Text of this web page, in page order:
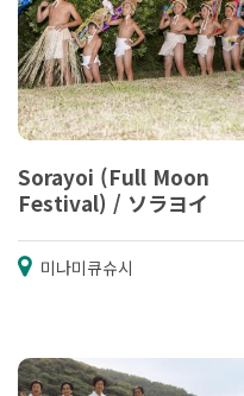
Sorayoi (Full Moon
Festival) / ソラヨイ
미나미큐슈시